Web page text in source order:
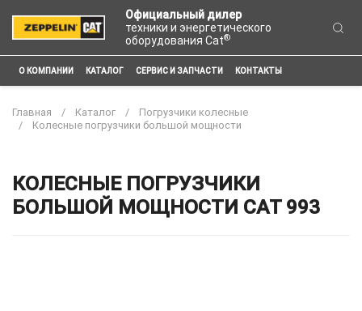
Официальный дилер
техники и энергетического
оборудования Cat®
О КОМПАНИИ КАТАЛОГ СЕРВИС И ЗАПЧАСТИ КОНТАКТЫ
Главная Каталог
Погрузчики колесные
Колесные погрузчики большой мощности
КОЛЕСНЫЕ ПОГРУЗЧИКИ
БОЛЬШОЙ МОЩНОСТИ CAT 993